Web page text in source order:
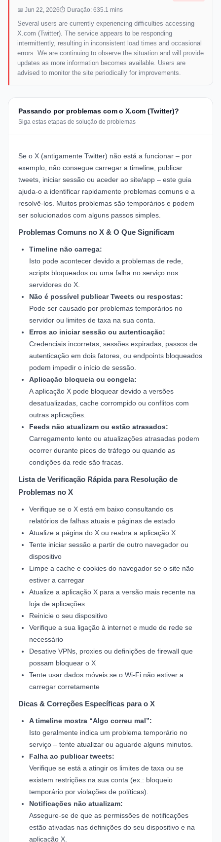
📅 Jun 22, 2026⏱ Duração: 635.1 mins
Several users are currently experiencing difficulties accessing
X.com (Twitter). The service appears to be responding
intermittently, resulting in inconsistent load times and occasional
errors. We are continuing to observe the situation and will provide
updates as more information becomes available. Users are
advised to monitor the site periodically for improvements.
Passando por problemas com o X.com (Twitter)?
Siga estas etapas de solução de problemas
Se o X (antigamente Twitter) não está a funcionar – por
exemplo, não consegue carregar a timeline, publicar
tweets, iniciar sessão ou aceder ao site/app – este guia
ajuda-o a identificar rapidamente problemas comuns e a
resolvê-los. Muitos problemas são temporários e podem
ser solucionados com alguns passos simples.
Problemas Comuns no X & O Que Significam
Timeline não carrega:
Isto pode acontecer devido a problemas de rede,
scripts bloqueados ou uma falha no serviço nos
servidores do X.
Não é possível publicar Tweets ou respostas:
Pode ser causado por problemas temporários no
servidor ou limites de taxa na sua conta.
Erros ao iniciar sessão ou autenticação:
Credenciais incorretas, sessões expiradas, passos de
autenticação em dois fatores, ou endpoints bloqueados
podem impedir o início de sessão.
Aplicação bloqueia ou congela:
A aplicação X pode bloquear devido a versões
desatualizadas, cache corrompido ou conflitos com
outras aplicações.
Feeds não atualizam ou estão atrasados:
Carregamento lento ou atualizações atrasadas podem
ocorrer durante picos de tráfego ou quando as
condições da rede são fracas.
Lista de Verificação Rápida para Resolução de
Problemas no X
Verifique se o X está em baixo consultando os
relatórios de falhas atuais e páginas de estado
Atualize a página do X ou reabra a aplicação X
Tente iniciar sessão a partir de outro navegador ou
dispositivo
Limpe a cache e cookies do navegador se o site não
estiver a carregar
Atualize a aplicação X para a versão mais recente na
loja de aplicações
Reinicie o seu dispositivo
Verifique a sua ligação à internet e mude de rede se
necessário
Desative VPNs, proxies ou definições de firewall que
possam bloquear o X
Tente usar dados móveis se o Wi‑Fi não estiver a
carregar corretamente
Dicas & Correções Específicas para o X
A timeline mostra “Algo correu mal”:
Isto geralmente indica um problema temporário no
serviço – tente atualizar ou aguarde alguns minutos.
Falha ao publicar tweets:
Verifique se está a atingir os limites de taxa ou se
existem restrições na sua conta (ex.: bloqueio
temporário por violações de políticas).
Notificações não atualizam:
Assegure-se de que as permissões de notificações
estão ativadas nas definições do seu dispositivo e na
aplicação X.